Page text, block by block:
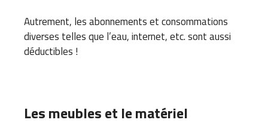
Autrement, les abonnements et consommations
diverses telles que l’eau, internet, etc. sont aussi
déductibles !
Les meubles et le matériel